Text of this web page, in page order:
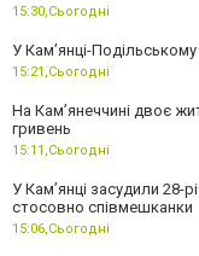
15:30,Сьогодні
У Кам’янці-
15:21,Сьогодні
На Камʼянеччині двоє
гривень
15:11,Сьогодні
У Камʼянці засудили 28-
стосовно співмешканки
15:06,Сьогодні